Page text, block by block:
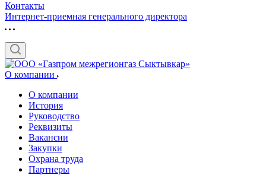
Контакты
Интернет-приемная генерального директора
О компании
О компании
История
Руководство
Реквизиты
Вакансии
Закупки
Охрана труда
Партнеры